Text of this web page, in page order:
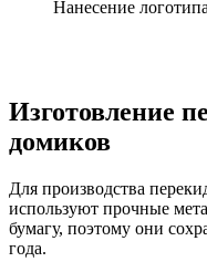
Нанесение логотипа
Изготовление
домиков
Для производства
используют прочные
бумагу, поэтому они
года.